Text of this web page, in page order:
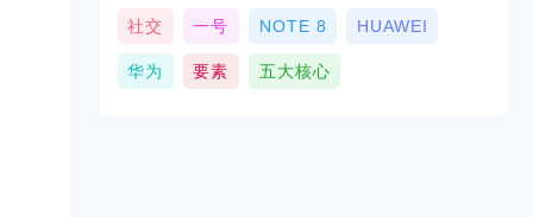
社交 一号 NOTE 8 HUAWEI
华为 要素 五大核心